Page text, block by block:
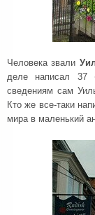
Человека звали
деле написал 37
сведениям сам
Кто же все-таки
мира в маленький